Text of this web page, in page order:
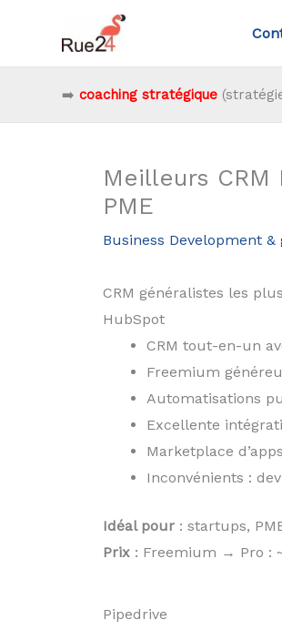
contenu
➡️ coaching stratégique
Meilleurs
PME
Business Development
CRM généralistes les
HubSpot
CRM tout-en-un
Freemium
Automatisations
Excellente
Marketplace
Inconvénients :
Idéal pour: startups,
Prix: Freemium → Pro :
Pipedrive